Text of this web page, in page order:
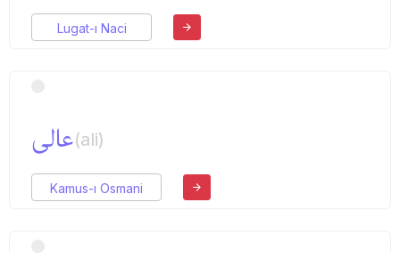
Lugat-ı Naci
عالی(ali)
Kamus-ı Osmani